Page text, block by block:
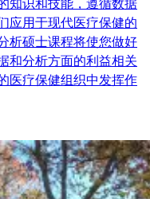
应用于现代医疗保健的
析硕士课程将使您做好
和分析方面的利益相关
医疗保健组织中发挥作